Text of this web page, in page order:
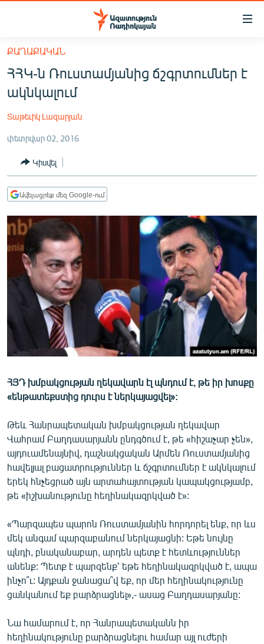
Մատչելիության
հիմնական
բովանդակությանը
Անցնել
հիմնական
մենյուին
ՔԱՂԱՔԱԿԱՆ
ԸՆՏՐՈՒԹՅՈՒՆՆԵՐ 2026
ԻՐԱՎՈՒՆՔ
ՀԱՍԱՐԱԿՈՒԹՅՈՒՆ
ՏՆՏԵՍՈՒԹՅՈՒՆ
ՊԱՏԵՐԱԶՄԻ 6 ՇԱԲԱԹՆԵՐԸ
ՏԱՐԱԾԱՇՐՋԱՆ
ՄԻՋԱԶԳԱՅԻՆ
ՄՇԱԿՈՒՅԹ
ՍՊՈՐՏ
ՄԵԿՆԱԲԱՆՈՒԹՅՈՒՆ
ՏՏ ԵՒ ԻՆՏԵՐՆԵՏ
ԿՈՐՈՆԱՎԻՐՈՒՍ
ԱՐԽԻՎ
ՏԵՍԱՆՅՈՒԹԵՐ
ԲԱՆԱՎԵՃ
ՁԳՏԵԼՈՎ ԼԱՎԱԳՈՒՅՆԻՆ
ՓՈԴՔԱՍԹ
English
Русский
ՀԵՏԵՎԵՔ ՄԵԶ
ՔԱՂԱՔԱԿԱՆ
ՀՀԿ-ն Ռուստամյանից ճշգրտումներ է
ակնկալում
Տաթեւիկ Լազարյան
փետրվար 02, 2016
Կիսվել
Ավելացրեք մեզ Google-ում
ՀՅԴ խմբակցության ղեկավարն էլ պնդում է, թե իր խոսքը
«ենթատեքստից դուրս է ներկայացվել»:
Թեև Հանրապետական խմբակցության ղեկավար
Վահրամ Բաղդասարյանն ընդգծում է, թե «հիշաչար չեն»,
այդուամենայնիվ, դաշնակցական Արմեն Ռուստամյանից
հավելյալ բացատրություններ և ճշգրտումներ է ակնկալում
երեկ հնչեցրած այն արտահայտության կապակցությամբ,
թե «իշխանությունը հեղինակազրկված է»:
«Պարզապես պարոն Ռուստամյանին հորդորել ենք, որ ևս
մեկ անգամ պարզաբանում ներկայացնի: Եթե նույնը
պնդի, բնականաբար, արդեն պետք է հետևություններ
անենք: Պետք է պարզենք՝ եթե հեղինակազրկված է, ապա
ինչո՞ւ: Այդքան ջանացա՞վ եք, որ մեր հեղինակությունը
ցանկանում եք բարձրացնել»,- ասաց Բաղդասարյանը:
Նա համարում է, որ Հանրապետականն իր
հեղինակությունը բարձրացնելու համար այլ ուժերի